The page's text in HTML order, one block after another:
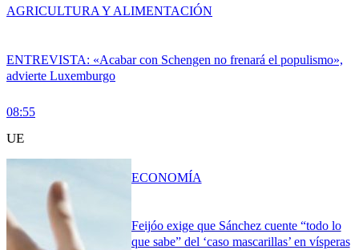
ENTREVISTA: «Acabar con Schengen no frenará el populismo»,
advierte Luxemburgo
08:55
AGRICULTURA Y ALIMENTACIÓN
UE
Feijóo exige que Sánchez cuente “todo lo
que sabe” del ‘caso mascarillas’ en vísperas
ECONOMÍA